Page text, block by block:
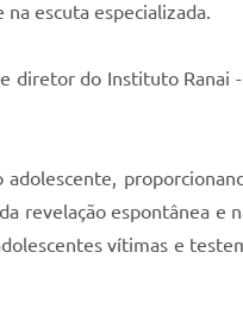
escuta especializada.
diretor do Instituto Ranai
revelação espontânea e
vítimas e